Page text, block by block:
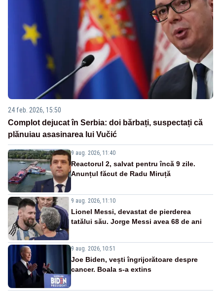
24 feb. 2026, 15:50
Complot dejucat în Serbia: doi bărbați, suspectați că
plănuiau asasinarea lui Vučić
9 aug. 2026, 11:40
Reactorul 2, salvat pentru încă 9 zile.
Anunțul făcut de Radu Miruță
9 aug. 2026, 11:10
Lionel Messi, devastat de pierderea
tatălui său. Jorge Messi avea 68 de ani
9 aug. 2026, 10:51
Joe Biden, vești îngrijorătoare despre
cancer. Boala s-a extins